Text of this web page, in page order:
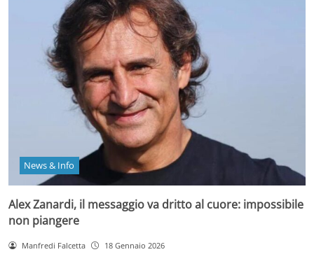
News & Info
Alex Zanardi, il messaggio va dritto al cuore: impossibile
non piangere
Manfredi Falcetta 18 Gennaio 2026